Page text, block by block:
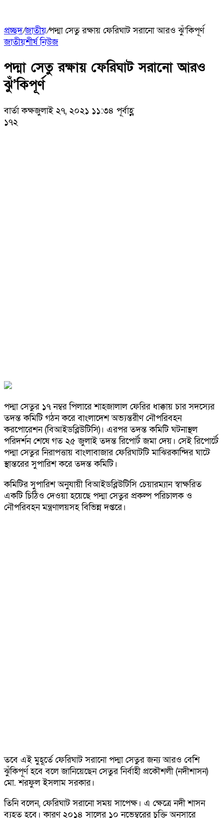
প্রচ্ছদ/জাতীয়/পদ্মা সেতু রক্ষায় ফেরিঘাট সরানো আরও ঝুঁ’কিপূর্ণ
জাতীয়শীর্ষ নিউজ
পদ্মা সেতু রক্ষায় ফেরিঘাট সরানো আরও
ঝুঁ’কিপূর্ণ
বার্তা কক্ষজুলাই ২৭, ২০২১ ১১:৩৪ পূর্বাহ্ণ
১৭২
পদ্মা সেতুর ১৭ নম্বর পিলারে শাহজালাল ফেরির ধাক্কায় চার সদস্যের
তদন্ত কমিটি গঠন করে বাংলাদেশ অভ্যন্তরীণ নৌপরিবহন
করপোরেশন (বিআইডব্লিউটিসি)। এরপর তদন্ত কমিটি ঘটনাস্থল
পরিদর্শন শেষে গত ২৫ জুলাই তদন্ত রিপোর্ট জমা দেয়। সেই রিপোর্টে
পদ্মা সেতুর নিরাপত্তায় বাংলাবাজার ফেরিঘাটটি মাঝিরকান্দির ঘাটে
স্থান্তরের সুপারিশ করে তদন্ত কমিটি।
কমিটির সুপারিশ অনুযায়ী বিআইডব্লিউটিসি চেয়ারম্যান স্বাক্ষরিত
একটি চিঠিও দেওয়া হয়েছে পদ্মা সেতুর প্রকল্প পরিচালক ও
নৌপরিবহন মন্ত্রণালয়সহ বিভিন্ন দপ্তরে।
তবে এই মুহূর্তে ফেরিঘাট সরানো পদ্মা সেতুর জন্য আরও বেশি
ঝুঁকিপূর্ণ হবে বলে জানিয়েছেন সেতুর নির্বাহী প্রকৌশলী (নদীশাসন)
মো. শরফুল ইসলাম সরকার।
তিনি বলেন, ফেরিঘাট সরানো সময় সাপেক্ষ। এ ক্ষেত্রে নদী শাসন
ব্যহত হবে। কারণ ২০১৪ সালের ১০ নভেম্বরের চুক্তি অনুসারে